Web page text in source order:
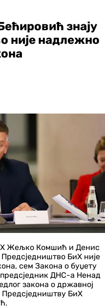
знају
није надлежно
Жељко Комшић и Денис
БиХ није
сем Закона о буџету
предсједник ДНС-а Ненад
закона о државној
Предсједништву БиХ